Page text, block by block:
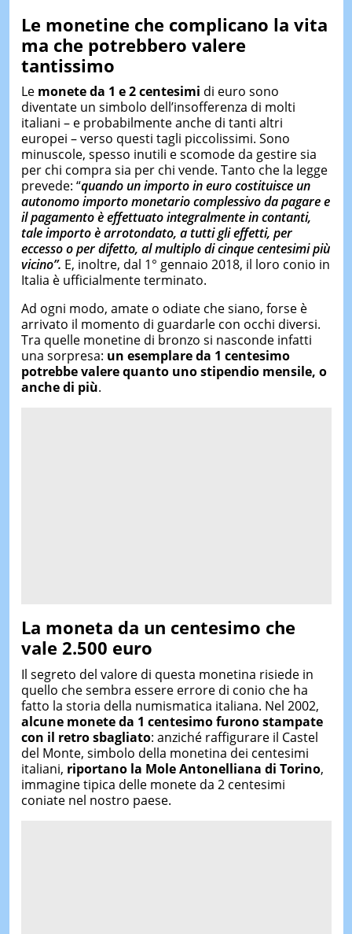
Le monetine che complicano la vita
ma che potrebbero valere
tantissimo
Le monete da 1 e 2centesimi di euro sono
diventate un simbolo dell’insofferenza di molti
italiani – e probabilmente anche di tanti altri
europei – verso questi tagli piccolissimi. Sono
minuscole, spesso inutili e scomode da gestire sia
per chi compra sia per chi vende. Tanto che la legge
prevede: “quando un importo in euro costituisce un
autonomo importo monetario complessivo da pagare e
il pagamento è effettuato integralmente in contanti,
tale importo èarrotondato, a tutti gli effetti, per
eccesso o per difetto, al multiplo di cinque centesimi più
vicino”. E, inoltre, dal 1° gennaio 2018, il loro conio in
Italia è ufficialmente terminato.
Ad ogni modo, amate o odiate che siano, forse è
arrivato il momento di guardarle con occhi diversi.
Tra quelle monetine di bronzo si nasconde infatti
una sorpresa: un esemplare da 1 centesimo
potrebbe valere quanto uno stipendio mensile, o
anche di più.
La moneta da un centesimo che
vale 2.500 euro
Il segreto del valore di questa monetina risiede in
quello che sembra essere errore di conio che ha
fatto la storia della numismatica italiana. Nel 2002,
alcune monete da 1 centesimo furono stampate
con il retro sbagliato: anziché raffigurare il Castel
del Monte, simbolo della monetina dei centesimi
italiani, riportano la Mole Antonelliana di Torino,
immagine tipica delle monete da 2 centesimi
coniate nel nostro paese.